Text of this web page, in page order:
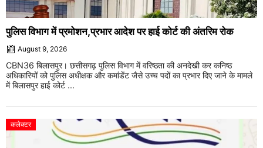
पुलिस विभाग में प्रमोशन,प्रभार आदेश पर हाई कोर्ट की अंतरिम रोक
August 9, 2026
CBN36 बिलासपुर। छत्तीसगढ़ पुलिस विभाग में वरिष्ठता की अनदेखी कर कनिष्ठ
अधिकारियों को पुलिस अधीक्षक और कमांडेंट जैसे उच्च पदों का प्रभार दिए जाने के मामले
में बिलासपुर हाई कोर्ट ...
कलेक्टर